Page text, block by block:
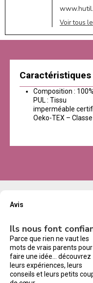
Voir tous
Caractéristiques
Composition : 100%
PUL : Tissu
imperméable
Oeko-TEX – Classe
Avis
Ils nous font
Parce que rien ne vaut les
mots de vrais parents pour
faire une idée… découvrez
leurs expériences, leurs
conseils et leurs petits